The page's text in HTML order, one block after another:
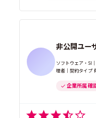
非公開ユー
ソフトウェア・SI
理者｜契約タイプ
企業所属 確